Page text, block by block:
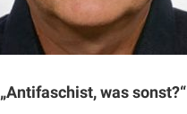
„Antifaschist, was sonst?“